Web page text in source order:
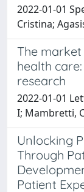
2022-01-01
Cristina;
The
health
research
2022-01-01
I; Mambretti,
Unlocking
Through
Patient